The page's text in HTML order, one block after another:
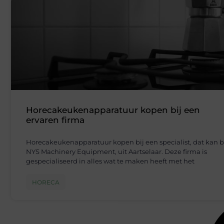
Horecakeukenapparatuur kopen bij een
ervaren firma
Horecakeukenapparatuur kopen bij een specialist, dat kan
NYS Machinery Equipment, uit Aartselaar. Deze firma is
gespecialiseerd in alles wat te maken heeft met het
HORECA